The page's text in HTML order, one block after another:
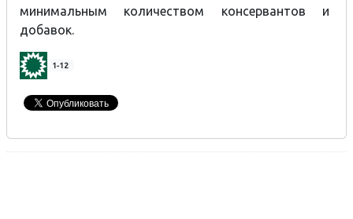
минимальным количеством консервантов и
добавок.
1-12